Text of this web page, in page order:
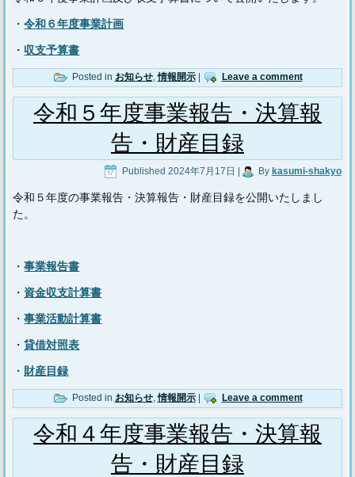
・令和６年度事業計画
・ 収支予算書
Posted in お知らせ,情報開示| Leave a comment
令和５年度事業報告・決算報
告・財産目録
Published 2024年7月17日 By kasumi-shakyo
令和５年度の事業報告・決算報告・財産目録を公開いたしまし
た。
・事業報告書
・ 資金収支計算書
・事業活動計算書
・貸借対照表
・ 財産目録
Posted in お知らせ,情報開示| Leave a comment
令和４年度事業報告・決算報
告・財産目録